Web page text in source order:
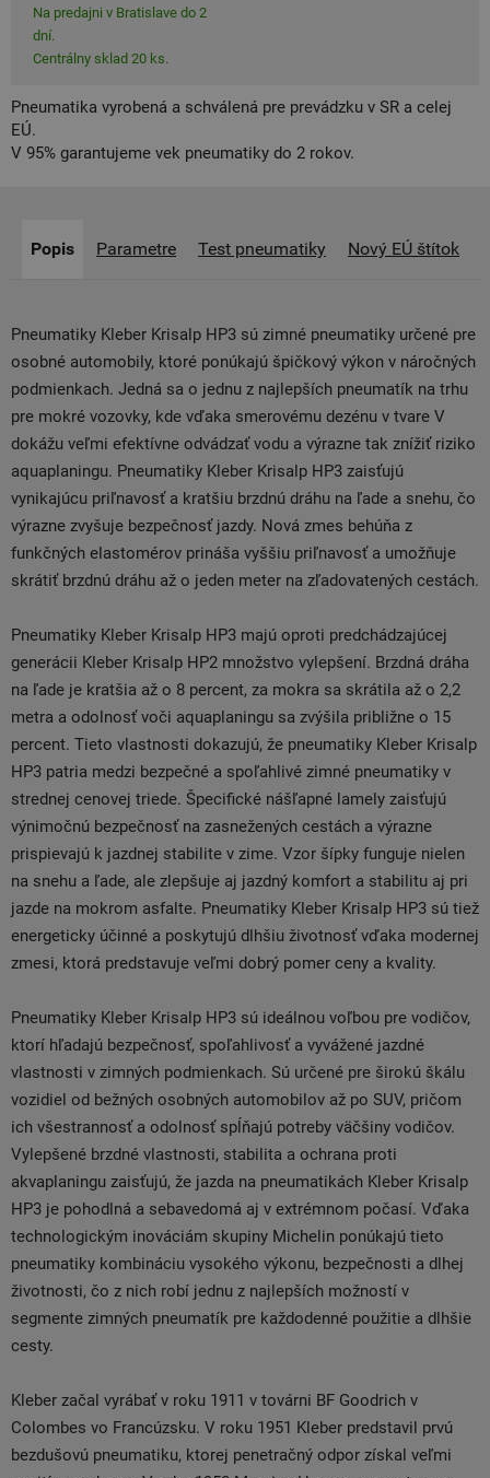
Na predajni v Bratislave do 2
dní.
Centrálny sklad 20 ks.
Pneumatika vyrobená a schválená pre prevádzku v SR a celej
EÚ.
V 95% garantujeme vek pneumatiky do 2 rokov.
Popis Parametre Test pneumatiky Nový EÚ štítok
Pneumatiky Kleber Krisalp HP3 sú zimné pneumatiky určené pre
osobné automobily, ktoré ponúkajú špičkový výkon v náročných
podmienkach. Jedná sa o jednu z najlepších pneumatík na trhu
pre mokré vozovky, kde vďaka smerovému dezénu v tvare V
dokážu veľmi efektívne odvádzať vodu a výrazne tak znížiť riziko
aquaplaningu. Pneumatiky Kleber Krisalp HP3 zaisťujú
vynikajúcu priľnavosť a kratšiu brzdnú dráhu na ľade a snehu, čo
výrazne zvyšuje bezpečnosť jazdy. Nová zmes behúňa z
funkčných elastomérov prináša vyššiu priľnavosť a umožňuje
skrátiť brzdnú dráhu až o jeden meter na zľadovatených cestách.
Pneumatiky Kleber Krisalp HP3 majú oproti predchádzajúcej
generácii Kleber Krisalp HP2 množstvo vylepšení. Brzdná dráha
na ľade je kratšia až o 8 percent, za mokra sa skrátila až o 2,2
metra a odolnosť voči aquaplaningu sa zvýšila približne o 15
percent. Tieto vlastnosti dokazujú, že pneumatiky Kleber Krisalp
HP3 patria medzi bezpečné a spoľahlivé zimné pneumatiky v
strednej cenovej triede. Špecifické nášľapné lamely zaisťujú
výnimočnú bezpečnosť na zasnežených cestách a výrazne
prispievajú k jazdnej stabilite v zime. Vzor šípky funguje nielen
na snehu a ľade, ale zlepšuje aj jazdný komfort a stabilitu aj pri
jazde na mokrom asfalte. Pneumatiky Kleber Krisalp HP3 sú tiež
energeticky účinné a poskytujú dlhšiu životnosť vďaka modernej
zmesi, ktorá predstavuje veľmi dobrý pomer ceny a kvality.
Pneumatiky Kleber Krisalp HP3 sú ideálnou voľbou pre vodičov,
ktorí hľadajú bezpečnosť, spoľahlivosť a vyvážené jazdné
vlastnosti v zimných podmienkach. Sú určené pre širokú škálu
vozidiel od bežných osobných automobilov až po SUV, pričom
ich všestrannosť a odolnosť spĺňajú potreby väčšiny vodičov.
Vylepšené brzdné vlastnosti, stabilita a ochrana proti
akvaplaningu zaisťujú, že jazda na pneumatikách Kleber Krisalp
HP3 je pohodlná a sebavedomá aj v extrémnom počasí. Vďaka
technologickým inováciám skupiny Michelin ponúkajú tieto
pneumatiky kombináciu vysokého výkonu, bezpečnosti a dlhej
životnosti, čo z nich robí jednu z najlepších možností v
segmente zimných pneumatík pre každodenné použitie a dlhšie
cesty.
Kleber začal vyrábať v roku 1911 v továrni BF Goodrich v
Colombes vo Francúzsku. V roku 1951 Kleber predstavil prvú
bezdušovú pneumatiku, ktorej penetračný odpor získal veľmi